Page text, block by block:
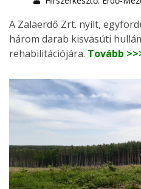
A Zalaerdő Zrt. nyílt,
három darab kisvasúti
rehabilitációjára. Tovább